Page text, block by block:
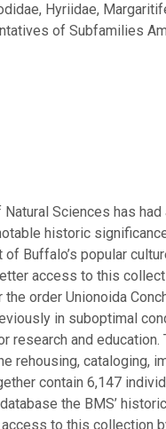
Hyriidae,
of Subfamilies
Sciences has had
historic
Buffalo’s popular
access to this
order Unionoida
in suboptimal
research and
rehousing, cataloging,
contain 6,147
the BMS’
to this collection